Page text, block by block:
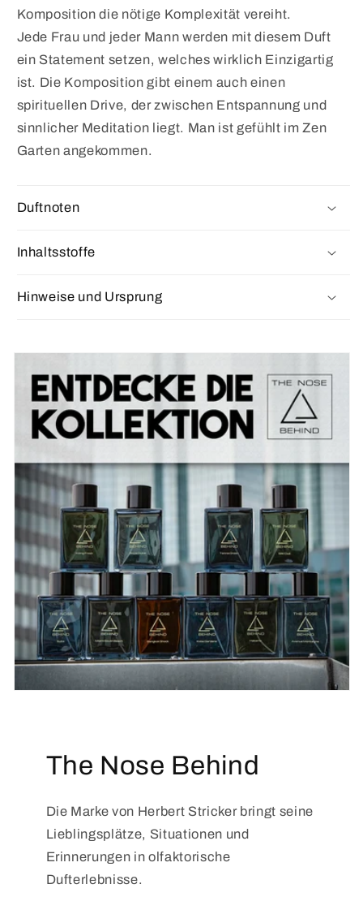
Komposition die nötige Komplexität vereiht.
Jede Frau und jeder Mann werden mit diesem Duft
ein Statement setzen, welches wirklich Einzigartig
ist. Die Komposition gibt einem auch einen
spirituellen Drive, der zwischen Entspannung und
sinnlicher Meditation liegt. Man ist gefühlt im Zen
Garten angekommen.
Duftnoten
Inhaltsstoffe
Hinweise und Ursprung
The Nose Behind
Die Marke von Herbert Stricker bringt seine
Lieblingsplätze, Situationen und
Erinnerungen in olfaktorische
Dufterlebnisse.